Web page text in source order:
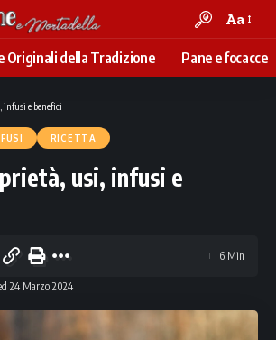
Font
Resizer
Aa
Originali della Tradizione Pane e focacce
infusi e benefici
RICETTA
usi, infusi e
24 Marzo 2024
6 Min